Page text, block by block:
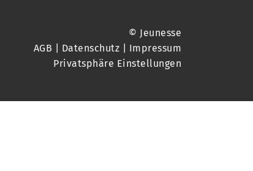
© Jeunesse
AGB
Datenschutz
Impressum
Privatsphäre Einstellungen